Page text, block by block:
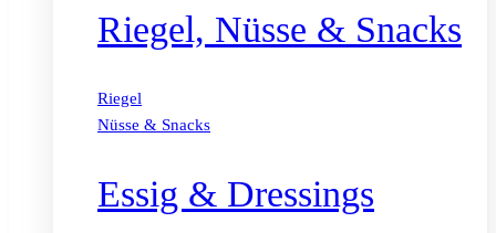
Riegel, Nüsse & Snacks
Riegel
Nüsse & Snacks
Essig & Dressings